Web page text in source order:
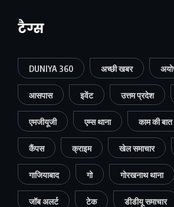
टैग्स
DUNIYA 360 अच्छी खबर
आसपास इवेंट उत्तम प्रदेश
एमजीयूजी एम्स थाना काम की बात
कैंपस क्राइम खेल समाचार
गाजियाबाद गो गोरखनाथ थाना
जॉब अलर्ट टेक डीडीयू समाचार